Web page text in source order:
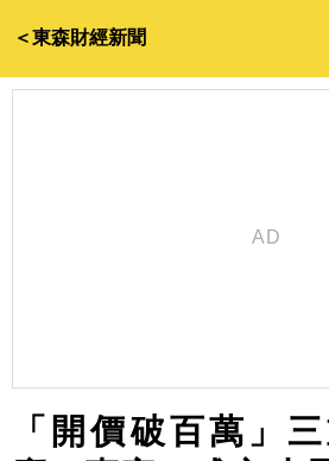
＜東森財經新聞
「開價破百萬」